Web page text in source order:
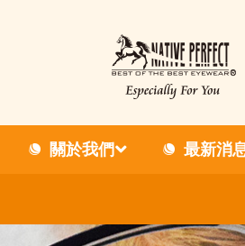
關於我們 最新消